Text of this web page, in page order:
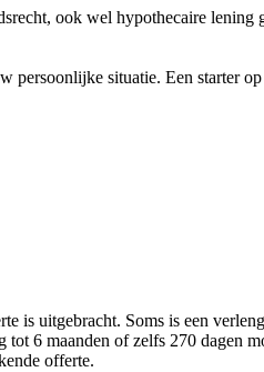
ook wel hypothecaire lening
persoonlijke situatie. Een starter
is uitgebracht. Soms is een
6 maanden of zelfs 270 dagen
offerte.